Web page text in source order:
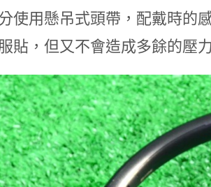
使用懸吊式頭帶，配戴時的
貼，但又不會造成多餘的壓